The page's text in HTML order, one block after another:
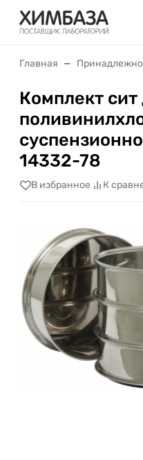
Главная
Комплект сит
14332-78
В избранное К